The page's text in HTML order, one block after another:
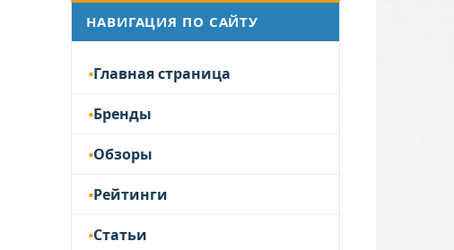
НАВИГАЦИЯ ПО САЙТУ
Главная страница
Бренды
Обзоры
Рейтинги
Статьи